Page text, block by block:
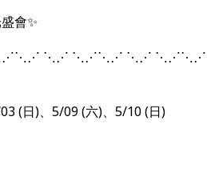
會✨
⋱⋰ ⋱⋰⋱⋰ ⋱⋰ ⋱⋰⋱⋰
(日)、5/09 (六)、5/10 (日)